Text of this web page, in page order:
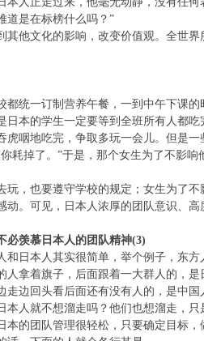
道是在标榜什么吗？”
他文化的影响，改变价值观。全世
统一订制营养午餐，一到中午下课的
本的学生一定要等到全班所有人都
咽地吃完，争取多玩一会儿。但是
耗掉了。”于是，那个女生为了不影
，也要遵守学校的规定；女生为了
。可见，日本人浓厚的团队意识、
必羡慕日本人的团队精神(3)
日本人其实很简单，举个例子，东
拿着旗子，后面跟着一大群人的，
边回头看后面还有没有人的，是中国
人就不想溜走吗？他们也想溜走，
的团队管理很轻松，只要确定目标，